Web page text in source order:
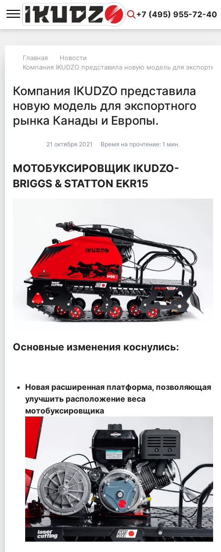
+7 (495) 955-72-40
Главная
Новости
Компания IKUDZO представила новую модель для
Компания IKUDZO представила
новую модель для экспортного
рынка Канады и Европы.
21 октября 2021 Время на прочтение: 1 мин.
МОТОБУКСИРОВЩИК IKUDZO-
BRIGGS & STATTON EKR15
Основные изменения коснулись:
Новая расширенная платформа, позволяющая
улучшить расположение веса
мотобуксировщика